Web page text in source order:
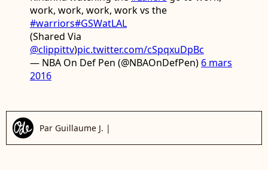
work, work, work, work vs the
#warriors#GSWatLAL
(Shared Via
@clippittv)pic.twitter.com/cSpqxuDpBc
— NBA On Def Pen (@NBAOnDefPen) 6 mars
2016
Par Guillaume J. |